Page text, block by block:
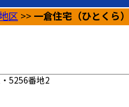
区 >> 一倉住宅（ひとくら）
5256番地2